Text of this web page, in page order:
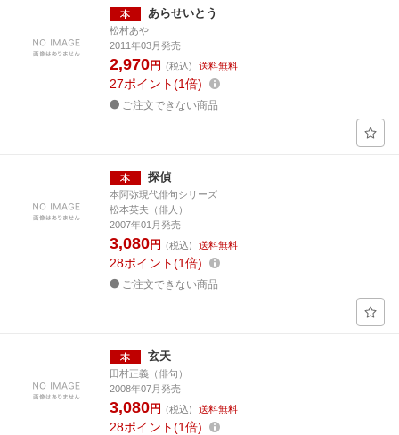
あらせいとう
松村あや
2011年03月発売
2,970円 (税込) 送料無料
27ポイント 1倍
ご注文できない商品
探偵
本阿弥現代俳句シリーズ
松本英夫（俳人）
2007年01月発売
3,080円 (税込) 送料無料
28ポイント 1倍
ご注文できない商品
玄天
田村正義（俳句）
2008年07月発売
3,080円 (税込) 送料無料
28ポイント 1倍